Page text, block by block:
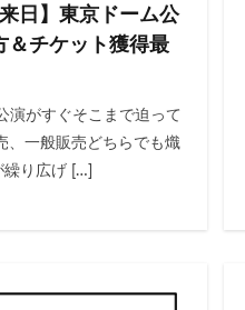
日】東京ドーム公
＆チケット獲得最
演がすぐそこまで迫って
、一般販売どちらでも熾
繰り広げ […]